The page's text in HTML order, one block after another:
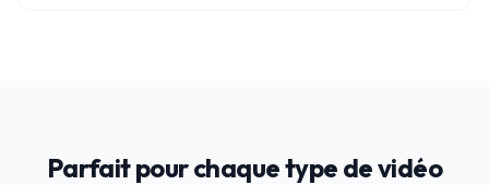
Parfait pour chaque type de vidéo